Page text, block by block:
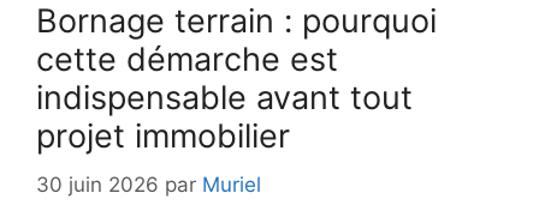
Bornage terrain : pourquoi
cette démarche est
indispensable avant tout
projet immobilier
30 juin 2026 par Muriel